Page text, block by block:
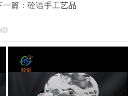
一篇：砼语手工艺品